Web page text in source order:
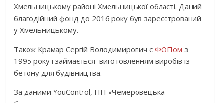
Хмельницькому районі Хмельницької області. Даний
благодійний фонд до 2016 року був зареєстрований
у Хмельницькому.
Також Крамар Сергій Володимирович єФОПом з
1995 року і займається виготовленням виробів із
бетону для будівництва.
За даними YouControl, ПП «Чемеровецька